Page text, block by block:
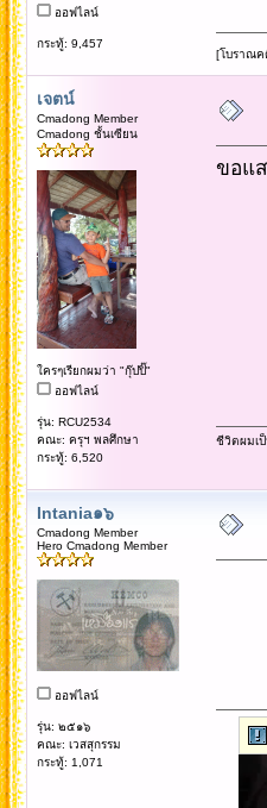
ออฟไลน์
กระทู้: 9,457
[โบราณค
เจตน์
Cmadong Member
Cmadong ชั้นเซียน
ใครๆเรียกผมว่า "กุ๊ปปิ๊"
ออฟไลน์
รุ่น: RCU2534
คณะ: ครุฯ พลศึกษา
กระทู้: 6,520
ขอแ
ชีวิตผมเ
Intania๑๖
Cmadong Member
Hero Cmadong Member
ออฟไลน์
รุ่น: ๒๕๑๖
คณะ: เวสสุกรรม
กระทู้: 1,071